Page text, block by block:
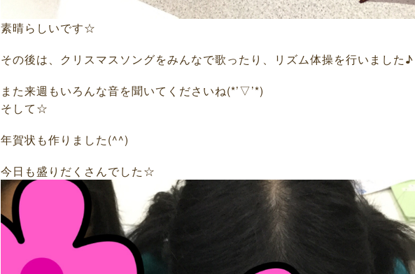
素晴らしいです☆
その後は、クリスマスソングをみんなで歌ったり、リズム体操を行いました♪
また来週もいろんな音を聞いてくださいね(*’▽’*)
そして☆
年賀状も作りました(^^)
今日も盛りだくさんでした☆